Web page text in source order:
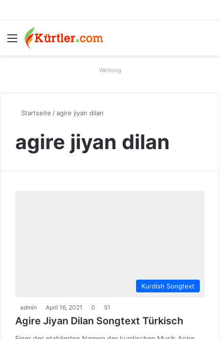
Menü
Werbung
Startseite /agire jiyan dilan
agire jiyan dilan
Kurdish Songtext
admin April 16, 2021 0 51
Agire Jiyan Dilan Songtext Türkisch